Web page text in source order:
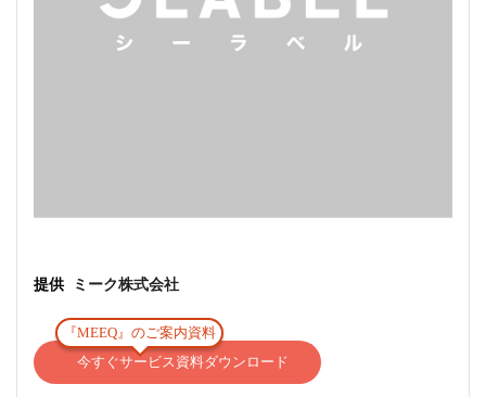
提供 ミーク株式会社
『MEEQ』のご案内資料
今すぐサービス資料ダウンロード